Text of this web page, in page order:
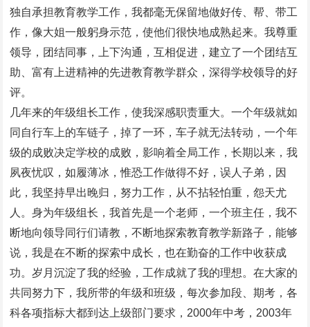
独自承担教育教学工作，我都毫无保留地做好传、帮、带工
作，像大姐一般躬身示范，使他们很快地成熟起来。我尊重
领导，团结同事，上下沟通，互相促进，建立了一个团结互
助、富有上进精神的先进教育教学群众，深得学校领导的好
评。
几年来的年级组长工作，使我深感职责重大。一个年级就如
同自行车上的车链子，掉了一环，车子就无法转动，一个年
级的成败决定学校的成败，影响着全局工作，长期以来，我
夙夜忧叹，如履薄冰，惟恐工作做得不好，误人子弟，因
此，我坚持早出晚归，努力工作，从不拈轻怕重，怨天尤
人。身为年级组长，我首先是一个老师，一个班主任，我不
断地向领导同行们请教，不断地探索教育教学新路子，能够
说，我是在不断的探索中成长，也在勤奋的工作中收获成
功。岁月沉淀了我的经验，工作成就了我的理想。在大家的
共同努力下，我所带的年级和班级，每次参加段、期考，各
科各项指标大都到达上级部门要求，2000年中考，2003年